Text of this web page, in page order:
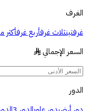
الغرف
غرفتينثلاث غرفأربع غرفأكثر من
السعر الإجمالي §
الدور